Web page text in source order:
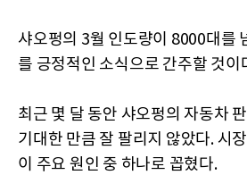
샤오펑의 3월 인도량이 8000대를
를 긍정적인 소식으로 간주할 것이
최근 몇 달 동안 샤오펑의 자동차
기대한 만큼 잘 팔리지 않았다. 시
이 주요 원인 중 하나로 꼽혔다.